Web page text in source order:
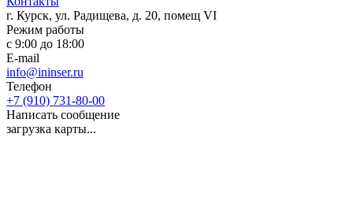
г. Курск, ул. Радищева, д. 20, помещ VI
Режим работы
с 9:00 до 18:00
E-mail
info@ininser.ru
Телефон
+7 (910) 731-80-00
Написать сообщение
загрузка карты...